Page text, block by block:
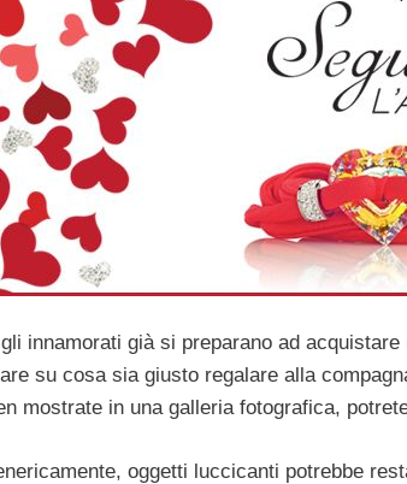
innamorati già si preparano ad
su cosa sia giusto regalare alla
mostrate in una galleria fotografica,
oggetti luccicanti potrebbe